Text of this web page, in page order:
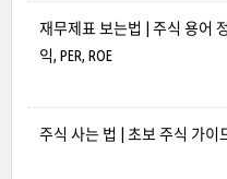
재무제표 보는법 | 주식 용어
익, PER, ROE
주식 사는 법 | 초보 주식 가이